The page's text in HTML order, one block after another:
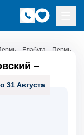
– Елабуга – Пермь
31 Августа
–